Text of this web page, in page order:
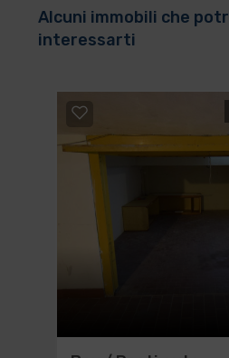
Alcuni immobili che
interessarti